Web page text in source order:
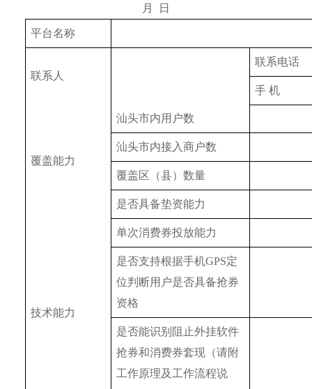
月 日
平台名称
联系人
联系电话
手 机
覆盖能力
汕头市内用户数
汕头市内接入商户数
覆盖区（县）数量
是否具备垫资能力
技术能力
单次消费券投放能力
是否支持根据手机GPS定
位判断用户是否具备抢券
资格
是否能识别阻止外挂软件
抢券和消费券套现（请附
工作原理及工作流程说